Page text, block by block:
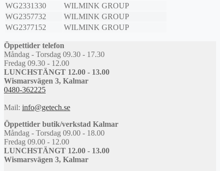
WG2331330
WILMINK GROUP
WG2357732
WILMINK GROUP
WG2377152
WILMINK GROUP
Öppettider telefon
Måndag - Torsdag 09.30 - 17.30
Fredag 09.30 - 12.00
LUNCHSTÄNGT 12.00 - 13.00
Wismarsvägen 3, Kalmar
0480-362225
Mail: info@getech.se
Öppettider butik/verkstad Kalmar
Måndag - Torsdag 09.00 - 18.00
Fredag 09.00 - 12.00
LUNCHSTÄNGT 12.00 - 13.00
Wismarsvägen 3, Kalmar